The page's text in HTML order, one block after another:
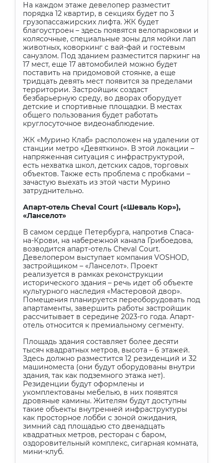
На каждом этаже девелопер разместит
порядка 12 квартир, в секциях будет по 3
грузопассажирских лифта. ЖК будет
благоустроен – здесь появятся велопарковки и
колясочные, специальные зоны для мойки лап
животных, коворкинг с вай-фай и гостевым
санузлом. Под зданием разместится паркинг на
17 мест, еще 17 автомобилей можно будет
поставить на придомовой стоянке, а еще
тридцать девять мест появится за пределами
территории. Застройщик создаст
безбарьерную среду, во дворах оборудует
детские и спортивные площадки. В местах
общего пользования будет работать
круглосуточное видеонаблюдение.
ЖК «Мурино Клаб» расположен на удалении от
станции метро «Девяткино». В этой локации –
напряженная ситуация с инфраструктурой,
есть нехватка школ, детских садов, торговых
объектов. Также есть проблема с пробками –
зачастую выехать из этой части Мурино
затруднительно.
Апарт-отель Cheval Court («Шеваль Кор»),
«Ланселот»
В самом сердце Петербурга, напротив Спаса-
на-Крови, на набережной канала Грибоедова,
возводится апарт-отель Cheval Court.
Девелопером выступает компания VOSHOD,
застройщиком – «Ланселот». Проект
реализуется в рамках реконструкции
исторического здания – речь идет об объекте
культурного наследия «Мастеровой двор».
Помещения планируется переоборудовать под
апартаменты, завершить работы застройщик
рассчитывает в середине 2023-го года. Апарт-
отель относится к премиальному сегменту.
Площадь здания составляет более десяти
тысяч квадратных метров, высота – 6 этажей.
Здесь должно разместится 12 резиденций и 32
машиноместа (они будут оборудованы внутри
здания, так как подземного этажа нет).
Резиденции будут оформлены и
укомплектованы мебелью, в них появятся
дровяные камины. Жителям будут доступны
такие объекты внутренней инфраструктуры
как просторное лобби с зоной ожидания,
зимний сад площадью сто двенадцать
квадратных метров, ресторан с баром,
оздоровительный комплекс, сигарная комната,
мини-клуб.